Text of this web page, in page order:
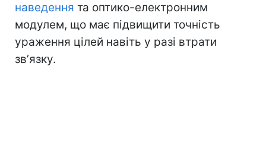
наведення та оптико-електронним
модулем, що має підвищити точність
ураження цілей навіть у разі втрати
звʼязку.